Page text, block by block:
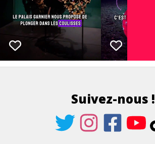
Suivez-nous !